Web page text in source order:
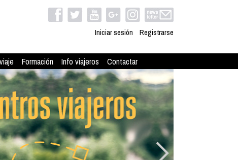
Iniciar sesión Registrarse
Formación Info viajeros Contactar